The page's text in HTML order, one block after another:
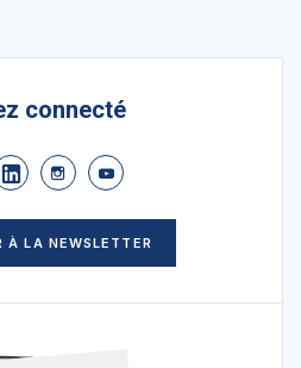
connecté
À LA NEWSLETTER